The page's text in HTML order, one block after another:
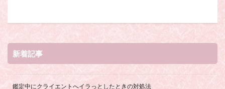
新着記事
鑑定中にクライエントへイラっとしたときの対処法